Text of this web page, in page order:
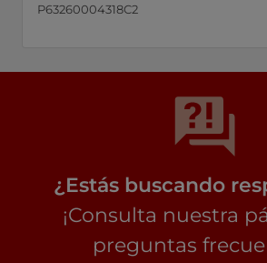
P63260004318C2
¿Estás buscando
¡Consulta nuestra
preguntas